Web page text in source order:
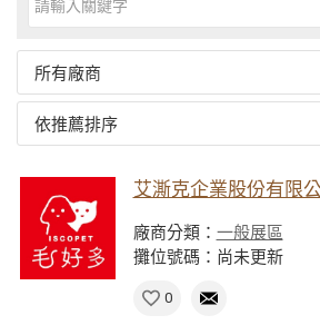
所有廠商
依推薦排序
艾澌克企業股份有限
廠商分類： 一般展區
攤位號碼：尚未更新
0